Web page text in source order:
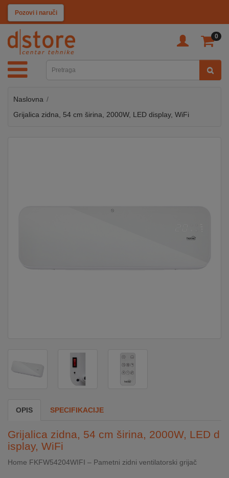
Pozovi i naruči
0
KATEGORIJE
TV
SAT
MOBILNI
UREĐAJI
SECURITY
PC
GAME
INTERNO
Naslovna
Grijalica zidna, 54 cm širina, 2000W, LED display, WiFi
OPIS SPECIFIKACIJE
Grijalica zidna, 54 cm širina, 2000W, LED d
isplay, WiFi
Home FKFW54204WIFI – Pametni zidni ventilatorski grijač